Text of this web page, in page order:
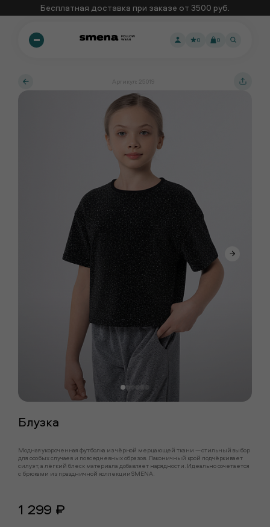
Бесплатная доставка при заказе от 3500 руб.
0
0
Артикул: 25019
Блузка
Модная укороченная футболка из чёрной мерцающей ткани — стильный выбор
для особых случаев и повседневных образов. Лаконичный крой подчёркивает
силуэт, а лёгкий блеск материала добавляет нарядности. Идеально сочетается
с брюками из праздничной коллекции SMENA.
1 299 ₽